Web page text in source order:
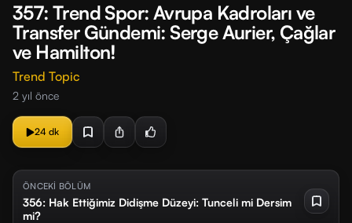
357: Trend Spor: Avrupa Kadroları ve
Transfer Gündemi: Serge Aurier, Çağlar
ve Hamilton!
Trend Topic
2 yıl önce
24 dk
ÖNCEKİ BÖLÜM
356: Hak Ettiğimiz Didişme Düzeyi: Tunceli mi Dersim
mi?